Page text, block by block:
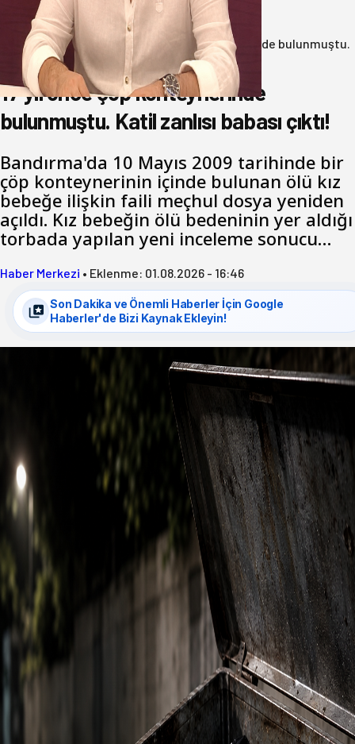
07 Ağustos 2026
Anasayfa/ 3.Sayfa/ 17 yıl önce çöp konteynerinde bulunmuştu.
Katil zanlısı babası çıktı!
17 yıl önce çöp konteynerinde
bulunmuştu. Katil zanlısı babası çıktı!
Bandırma'da 10 Mayıs 2009 tarihinde bir
çöp konteynerinin içinde bulunan ölü kız
bebeğe ilişkin faili meçhul dosya yeniden
açıldı. Kız bebeğin ölü bedeninin yer aldığı
torbada yapılan yeni inceleme sonucu…
Haber Merkezi • Eklenme: 01.08.2026 - 16:46
Son Dakika ve Önemli Haberler İçin Google
Haberler'de Bizi Kaynak Ekleyin!